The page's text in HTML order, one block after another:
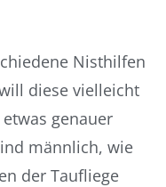
Nisthilfen
diese vielleicht
genauer
männlich, wie
der Taufliege